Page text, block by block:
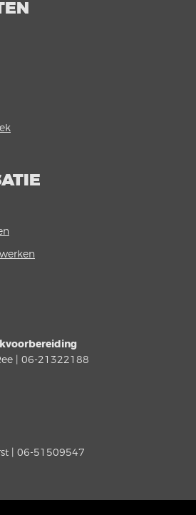
| 06-21322188
| 06-51509547